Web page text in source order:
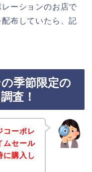
ーションのお店で
布していたら、記
季節限定の
査！
コーポレ
ムセール
に購入し